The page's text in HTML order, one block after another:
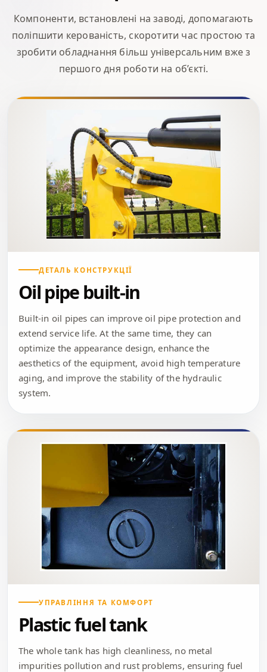
Компоненти, встановлені на заводі, допомагають
поліпшити керованість, скоротити час простою та
зробити обладнання більш універсальним вже з
першого дня роботи на об’єкті.
ДЕТАЛЬ КОНСТРУКЦІЇ
Oil pipe built-in
Built-in oil pipes can improve oil pipe protection and
extend service life. At the same time, they can
optimize the appearance design, enhance the
aesthetics of the equipment, avoid high temperature
aging, and improve the stability of the hydraulic
system.
УПРАВЛІННЯ ТА КОМФОРТ
Plastic fuel tank
The whole tank has high cleanliness, no metal
impurities pollution and rust problems, ensuring fuel